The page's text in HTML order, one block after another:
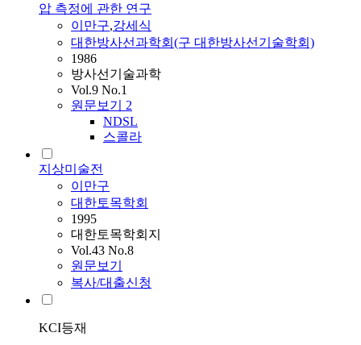
압 측정에 관한 연구
이만구,강세식
대한방사선과학회(구 대한방사선기술학회)
1986
방사선기술과학
Vol.9 No.1
원문보기 2
NDSL
스콜라
지상미술전
이만구
대한토목학회
1995
대한토목학회지
Vol.43 No.8
원문보기
복사/대출신청
KCI등재